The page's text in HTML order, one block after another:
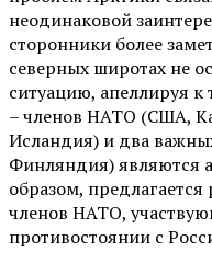
неодинаковой
сторонники более
северных широтах не
ситуацию, апеллируя к
– членов НАТО (США,
Исландия) и два
Финляндия) являются
образом,
членов НАТО,
противостоянии с